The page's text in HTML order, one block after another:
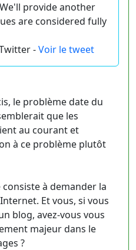
provide another
are considered fully
-Voir le tweet
le problème date du
que les
au courant et
à ce problème plutôt
à demander la
Et vous, si vous
blog, avez-vous vous
majeur dans le
?